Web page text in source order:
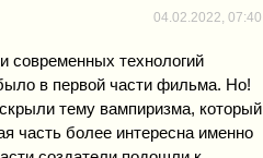
04.02.2022, 07:40
современных технологий
в первой части фильма. Но!
тему вампиризма, который
часть более интересна именно